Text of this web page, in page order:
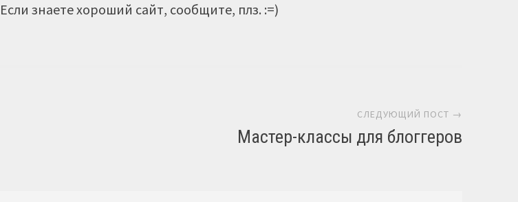
Если знаете хороший сайт, сообщите, плз. :=)
СЛЕДУЮЩИЙ ПОСТ →
Мастер-классы для блоггеров